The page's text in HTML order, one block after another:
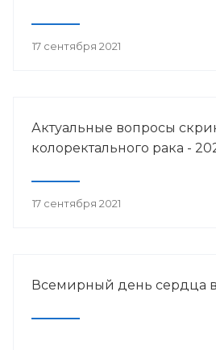
17 сентября 2021
Актуальные вопросы
колоректального рака -
17 сентября 2021
Всемирный день сердца